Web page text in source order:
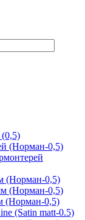
(Норман-0,5)
(Норман-0,5)
(Норман-0,5)
(Норман-0,5)
(Satin matt-0.5)